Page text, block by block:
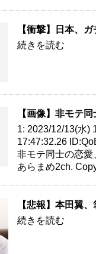
【衝撃】日本、
続きを読む
【画像】非モテ
1: 2023/12/13(水)
17:47:32.26
非モテ同士の恋
あらまめ2ch.
【悲報】本田翼
続きを読む